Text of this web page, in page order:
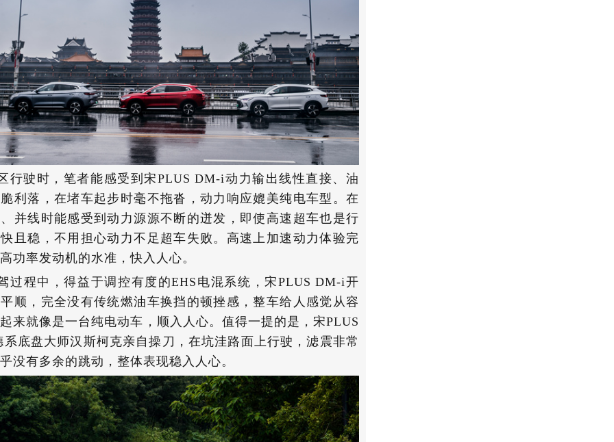
行驶时，笔者能感受到宋PLUS DM-i动力输出线性直接、油
利落，在堵车起步时毫不拖沓，动力响应媲美纯电车型。在
并线时能感受到动力源源不断的迸发，即使高速超车也是行
且稳，不用担心动力不足超车失败。高速上加速动力体验完
功率发动机的水准，快入人心。
过程中，得益于调控有度的EHS电混系统，宋PLUS DM-i开
顺，完全没有传统燃油车换挡的顿挫感，整车给人感觉从容
来就像是一台纯电动车，顺入人心。值得一提的是，宋PLUS
底盘大师汉斯柯克亲自操刀，在坑洼路面上行驶，滤震非常
没有多余的跳动，整体表现稳入人心。